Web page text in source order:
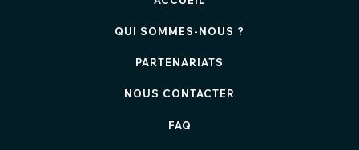
QUI SOMMES-NOUS ?
PARTENARIATS
NOUS CONTACTER
FAQ